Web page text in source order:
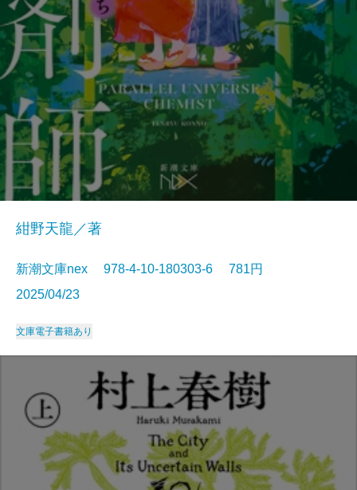
紺野天龍／著
新潮文庫nex 978-4-10-180303-6 781円
2025/04/23
文庫電子書籍あり